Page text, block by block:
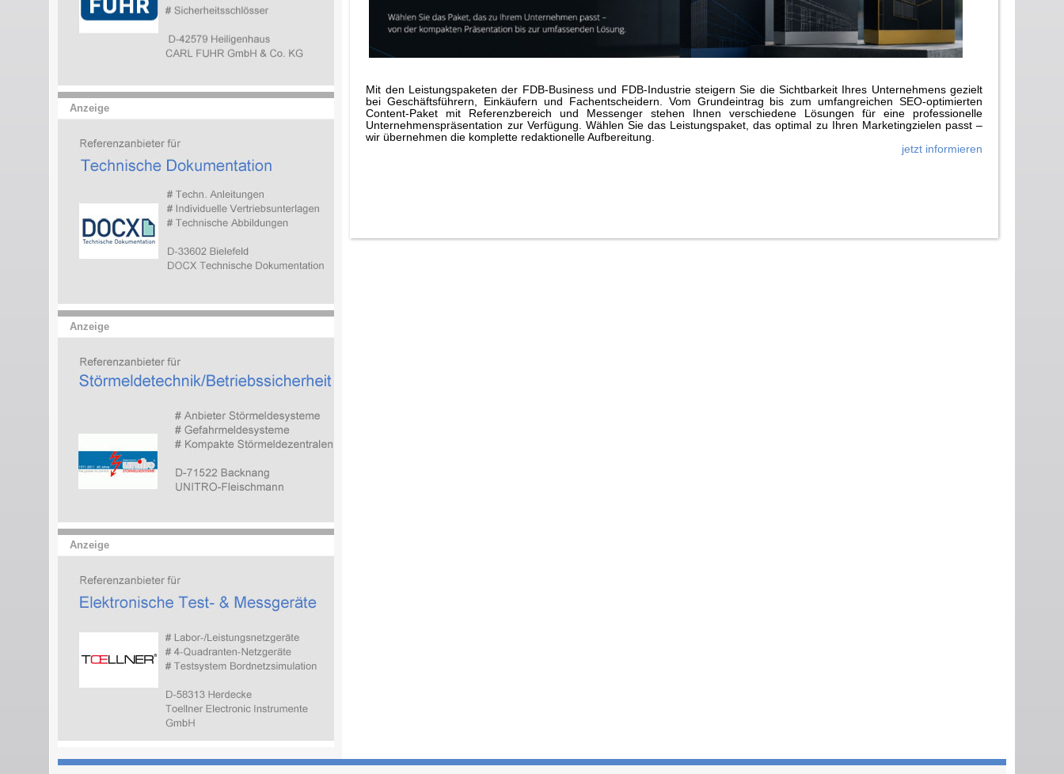
Anzeige
Anzeige
Anzeige
Mit den Leistungspaketen der FDB-Business und FDB-Industrie steigern Sie die Sichtbarkeit Ihres Unternehmens gezielt
bei Geschäftsführern, Einkäufern und Fachentscheidern. Vom Grundeintrag bis zum umfangreichen SEO-optimierten
Content-Paket mit Referenzbereich und Messenger stehen Ihnen verschiedene Lösungen für eine professionelle
Unternehmenspräsentation zur Verfügung. Wählen Sie das Leistungspaket, das optimal zu Ihren Marketingzielen passt –
wir übernehmen die komplette redaktionelle Aufbereitung.
jetzt informieren